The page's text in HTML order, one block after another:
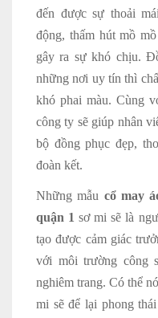
đến được sự thoải
động, thấm hút mồ
gây ra sự khó chịu.
những nơi uy tín thì
khó phai màu. Cùng
công ty sẽ giúp nhân
bộ đồng phục đẹp,
đoàn kết.
Những mẫu cổ may
quận 1sơ mi sẽ là
tạo được cảm giác
với môi trường công
nghiêm trang. Có thể
mi sẽ để lại phong